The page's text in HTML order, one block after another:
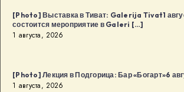
[Photo] Выставка в Тиват: Galerija Tivat1
состоится мероприятие в Galeri […]
1 августа, 2026
[Photo] Лекция в Подгорица: Бар «Богарт»6
1 августа, 2026